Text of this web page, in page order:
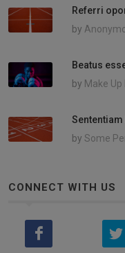
Referri
by
Beatus
by Make Up
Sententiam
by Some
CONNECT WITH US